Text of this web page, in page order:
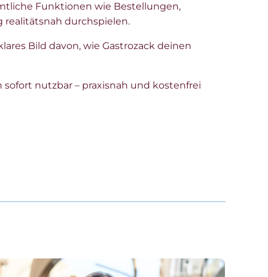
Funktionen wie Bestellungen,
durchspielen.
Bild davon, wie Gastrozack deinen
nutzbar – praxisnah und kostenfrei